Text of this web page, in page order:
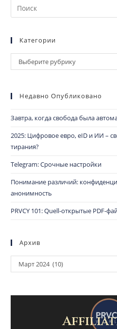
Категории
Выберите рубрику
Недавно Опубликовано
Завтра, когда свобода была
2025: Цифровое евро, eID и ИИ –
тирания?
Telegram: Срочные настройки
Понимание различий:
анонимность
PRVCY 101: Quell-открытые PDF-
Архив
Март 2024 (10)